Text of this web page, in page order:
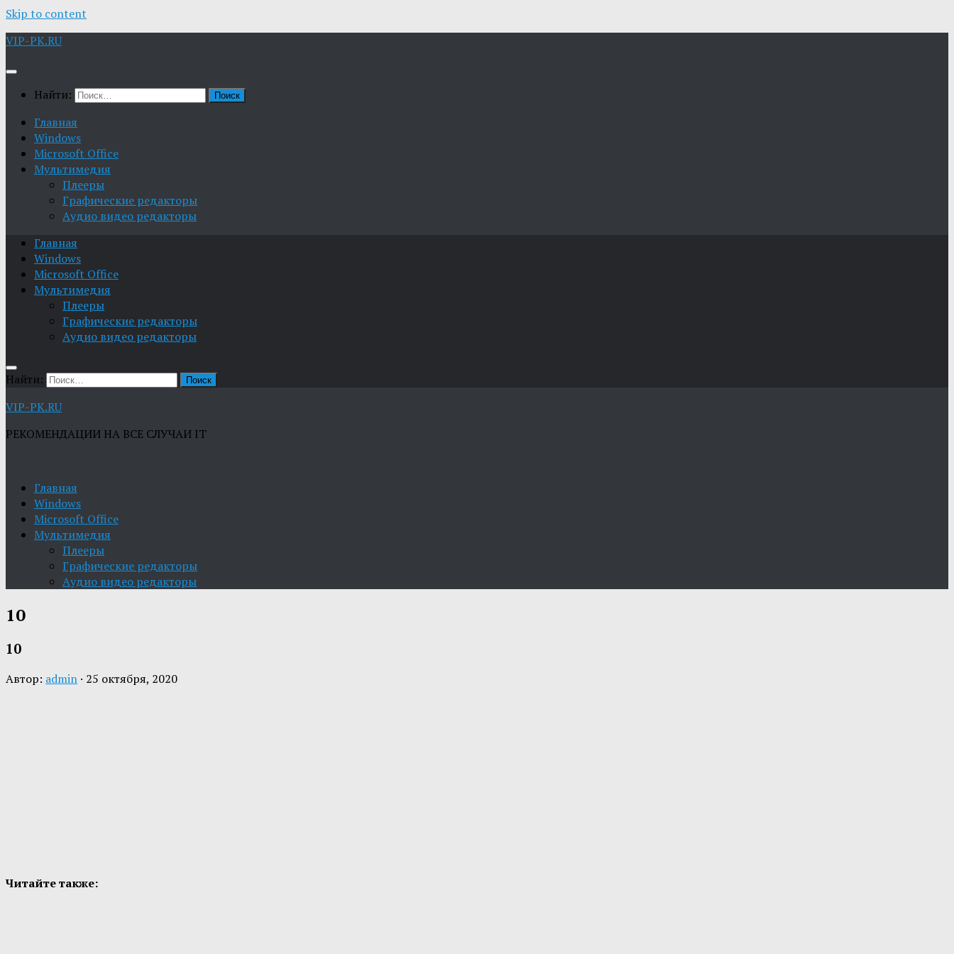
Skip to content
VIP-PK.RU
Найти:
Главная
Windows
Microsoft Office
Мультимедия
Плееры
Графические редакторы
Aудио видео редакторы
Главная
Windows
Microsoft Office
Мультимедия
Плееры
Графические редакторы
Aудио видео редакторы
Найти:
VIP-PK.RU
РЕКОМЕНДАЦИИ НА ВСЕ СЛУЧАИ IT
Главная
Windows
Microsoft Office
Мультимедия
Плееры
Графические редакторы
Aудио видео редакторы
10
10
Автор: admin · 25 октября, 2020
Читайте также: